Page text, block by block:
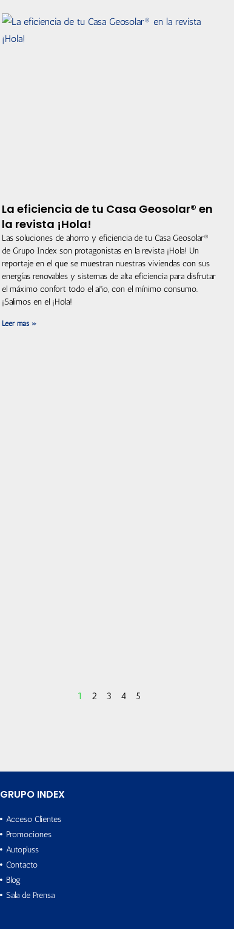
La eficiencia de tu Casa Geosolar® en
la revista ¡Hola!
Las soluciones de ahorro y eficiencia de tu Casa Geosolar®
de Grupo Index son protagonistas en la revista ¡Hola! Un
reportaje en el que se muestran nuestras viviendas con sus
energías renovables y sistemas de alta eficiencia para disfrutar
el máximo confort todo el año, con el mínimo consumo.
¡Salimos en el ¡Hola!
Leer más »
1 2 3 4 5
GRUPO INDEX
Acceso Clientes
Promociones
Autopluss
Contacto
Blog
Sala de Prensa